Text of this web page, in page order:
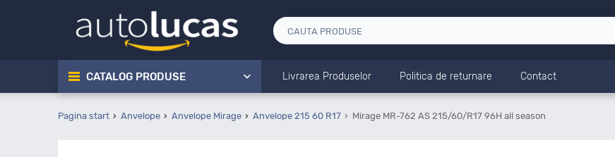
CATALOG PRODUSE Livrarea Produselor Politica de returnare Contact
Pagina start Anvelope Anvelope Mirage Anvelope 215 60 R17 Mirage MR-762 AS 215/60/R17 96H all season